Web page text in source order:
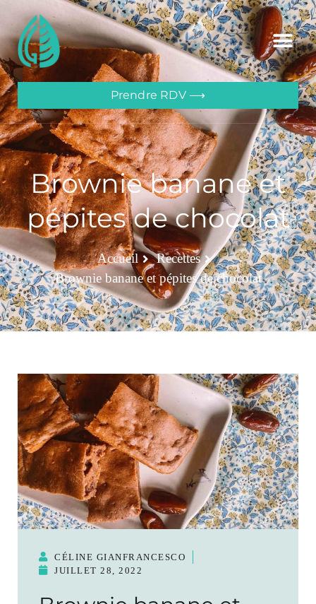
Prendre RDV ⟶
Brownie banane et
pépites de chocolat
Accueil
Recettes
Brownie banane et pépites de chocolat
CÉLINE GIANFRANCESCO
JUILLET 28, 2022